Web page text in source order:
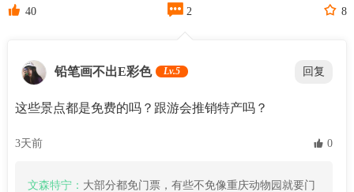
 40  2  8
铅笔画不出E彩色 Lv.5 回复
这些景点都是免费的吗？跟游会推销特产吗？
3天前  0
文森特宁： 大部分都免门票，有些不免像重庆动物园就要门